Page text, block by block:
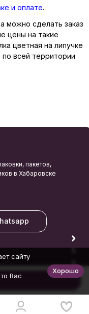
и оплате.
можно сделать заказ
цены на такие
цветная на липучке
всей территории
пакетов,
в Хабаровске
сайту
Вас
Хорошо